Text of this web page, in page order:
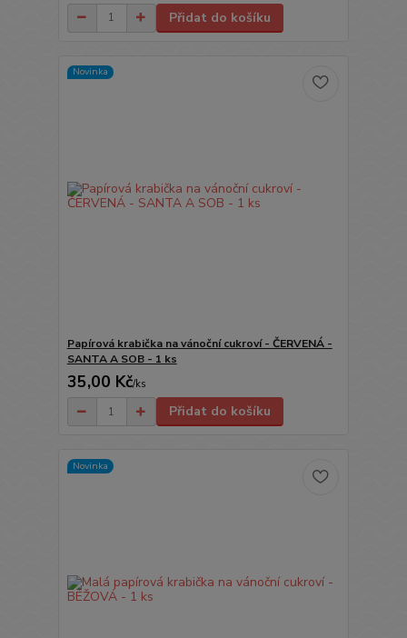
Přidat do košíku
Novinka
Papírová krabička na vánoční cukroví - ČERVENÁ -
SANTA A SOB - 1 ks
35,00 Kč/ks
Přidat do košíku
Novinka